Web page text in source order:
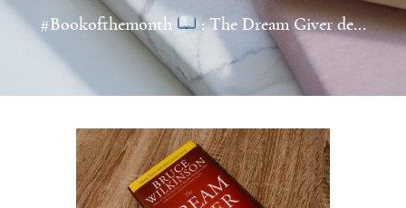
#Bookofthemonth
: The Dream Giver de...